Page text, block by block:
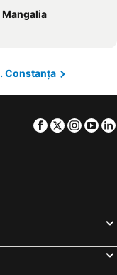
Constanţa
Facebook
Twitter